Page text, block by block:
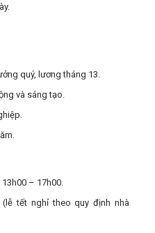
quý, lương tháng 13.
và sáng tạo.
– 17h00.
tết nghỉ theo quy định nhà